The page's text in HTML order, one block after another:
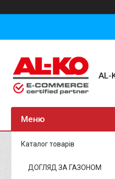
AL-
Каталог товарів
ДОГЛЯД ЗА ГАЗОНОМ